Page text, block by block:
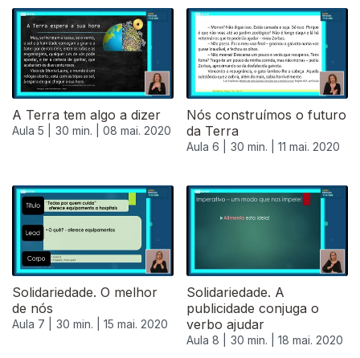
A Terra tem algo a dizer
Aula 5 | 30 min. | 08 mai. 2020
Nós construímos o futuro
da Terra
Aula 6 | 30 min. | 11 mai. 2020
Solidariedade. O melhor
de nós
Aula 7 | 30 min. | 15 mai. 2020
Solidariedade. A
publicidade conjuga o
verbo ajudar
Aula 8 | 30 min. | 18 mai. 2020